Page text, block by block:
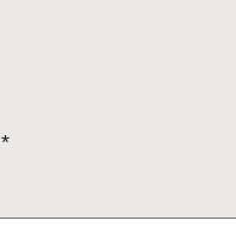
*